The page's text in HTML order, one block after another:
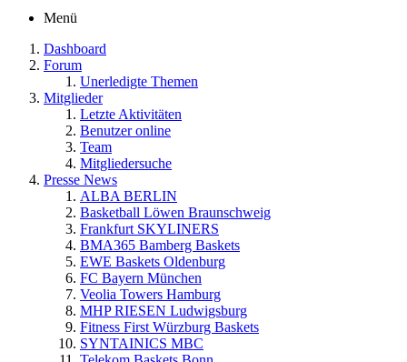
Menü
Dashboard
Forum
Unerledigte Themen
Mitglieder
Letzte Aktivitäten
Benutzer online
Team
Mitgliedersuche
Presse News
ALBA BERLIN
Basketball Löwen Braunschweig
Frankfurt SKYLINERS
BMA365 Bamberg Baskets
EWE Baskets Oldenburg
FC Bayern München
Veolia Towers Hamburg
MHP RIESEN Ludwigsburg
Fitness First Würzburg Baskets
SYNTAINICS MBC